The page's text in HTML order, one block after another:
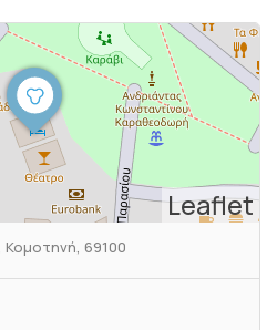
Leaflet
Κομοτηνή, 69100